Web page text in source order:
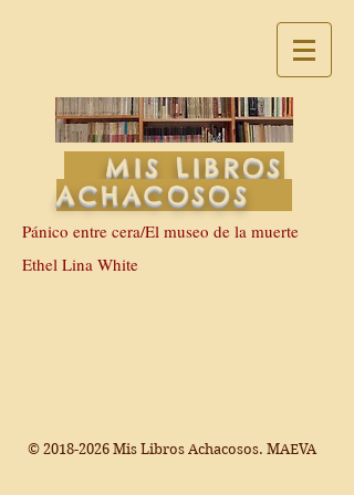
MIS LIBROS
ACHACOSOS
Pánico entre cera/El museo de la muerte
Ethel Lina White
© 2018-2026 Mis Libros Achacosos. MAEVA